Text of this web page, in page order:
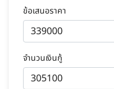
ข้อเสนอราคา
จำนวนเงินกู้